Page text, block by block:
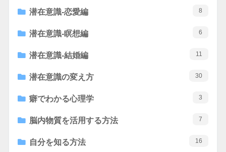
潜在意識-恋愛編 8
潜在意識-瞑想編 6
潜在意識-結婚編 11
潜在意識の変え方 30
癖でわかる心理学 3
脳内物質を活用する方法 7
自分を知る方法 16